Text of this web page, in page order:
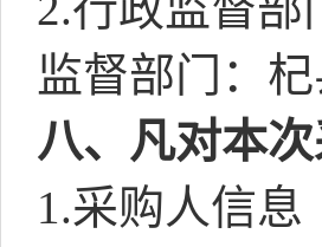
监督部门：
八、凡对本
1.采购人信息